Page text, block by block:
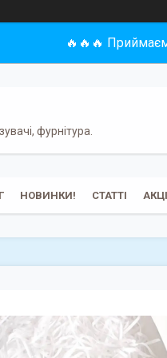
🔥🔥🔥
фурнітура.
НОВИНКИ! СТАТТІ